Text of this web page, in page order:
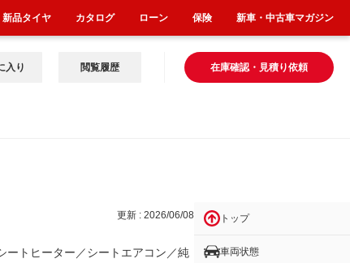
在庫確認・見積り依頼
入り 閲覧履歴
更新 : 2026/06/08
トヒーター／シートエアコン／純
トップ
車両状態
新品タイヤ カタログ ローン 保険 新車・中古車マガジン